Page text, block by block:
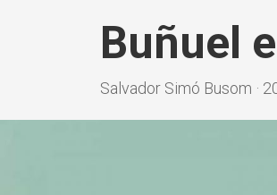
Buñuel
Salvador Simó Busom ·